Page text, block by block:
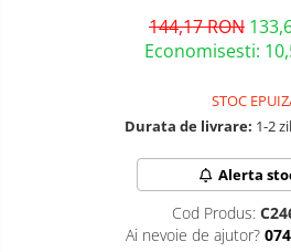
144,17 RON
Economisesti:
STOC
Durata de livrare: 1-2
Alerta
Cod Produs:
Ai nevoie de ajutor?